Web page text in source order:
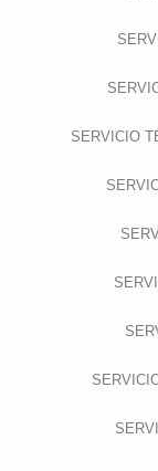
SERVICIO